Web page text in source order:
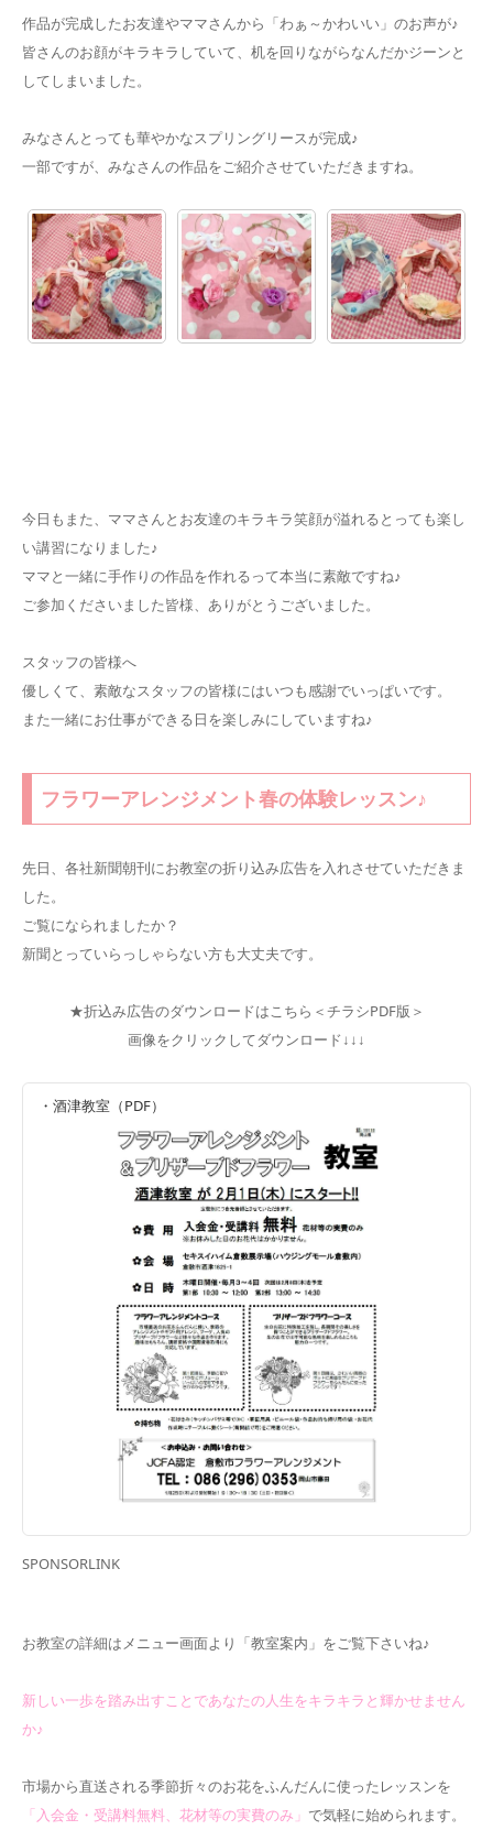
作品が完成したお友達やママさんから「わぁ～かわいい」のお声が♪
皆さんのお顔がキラキラしていて、机を回りながらなんだかジーンと
してしまいました。
みなさんとっても華やかなスプリングリースが完成♪
一部ですが、みなさんの作品をご紹介させていただきますね。
今日もまた、ママさんとお友達のキラキラ笑顔が溢れるとっても楽し
い講習になりました♪
ママと一緒に手作りの作品を作れるって本当に素敵ですね♪
ご参加くださいました皆様、ありがとうございました。
スタッフの皆様へ
優しくて、素敵なスタッフの皆様にはいつも感謝でいっぱいです。
また一緒にお仕事ができる日を楽しみにしていますね♪
フラワーアレンジメント春の体験レッスン♪
先日、各社新聞朝刊にお教室の折り込み広告を入れさせていただきま
した。
ご覧になられましたか？
新聞とっていらっしゃらない方も大丈夫です。
★折込み広告のダウンロードはこちら＜チラシPDF版＞
画像をクリックしてダウンロード↓↓↓
・酒津教室（PDF）
SPONSORLINK
お教室の詳細はメニュー画面より「教室案内」をご覧下さいね♪
新しい一歩を踏み出すことであなたの人生をキラキラと輝かせません
か♪
市場から直送される季節折々のお花をふんだんに使ったレッスンを
「入会金・受講料無料、花材等の実費のみ」 で気軽に始められます。